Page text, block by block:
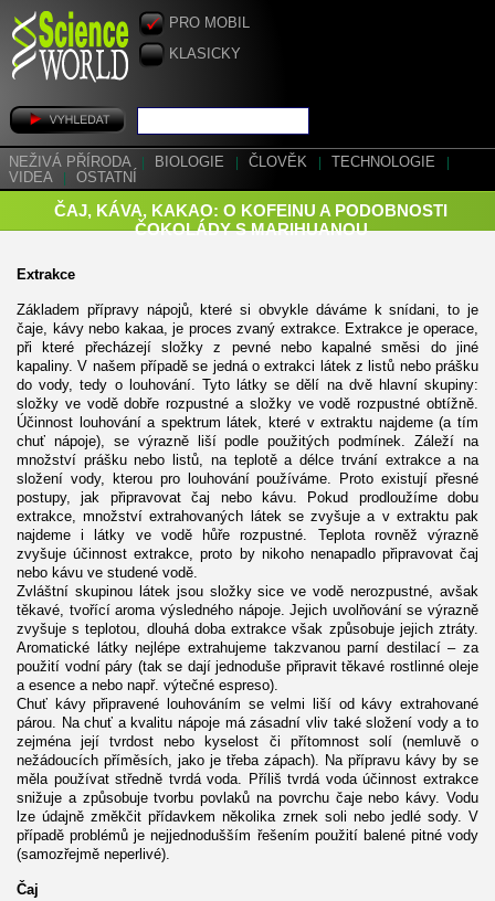
PRO MOBIL
KLASICKY
NEŽIVÁ PŘÍRODA BIOLOGIE ČLOVĚK TECHNOLOGIE
VIDEA
OSTATNÍ
ČAJ, KÁVA, KAKAO: O KOFEINU A PODOBNOSTI
ČOKOLÁDY S MARIHUANOU
Extrakce
Základem přípravy nápojů, které si obvykle dáváme k snídani, to je
čaje, kávy nebo kakaa, je proces zvaný extrakce. Extrakce je operace,
při které přecházejí složky z pevné nebo kapalné směsi do jiné
kapaliny. V našem případě se jedná o extrakci látek z listů nebo prášku
do vody, tedy o louhování. Tyto látky se dělí na dvě hlavní skupiny:
složky ve vodě dobře rozpustné a složky ve vodě rozpustné obtížně.
Účinnost louhování a spektrum látek, které v extraktu najdeme (a tím
chuť nápoje), se výrazně liší podle použitých podmínek. Záleží na
množství prášku nebo listů, na teplotě a délce trvání extrakce a na
složení vody, kterou pro louhování používáme. Proto existují přesné
postupy, jak připravovat čaj nebo kávu. Pokud prodloužíme dobu
extrakce, množství extrahovaných látek se zvyšuje a v extraktu pak
najdeme i látky ve vodě hůře rozpustné. Teplota rovněž výrazně
zvyšuje účinnost extrakce, proto by nikoho nenapadlo připravovat čaj
nebo kávu ve studené vodě.
Zvláštní skupinou látek jsou složky sice ve vodě nerozpustné, avšak
těkavé, tvořící aroma výsledného nápoje. Jejich uvolňování se výrazně
zvyšuje s teplotou, dlouhá doba extrakce však způsobuje jejich ztráty.
Aromatické látky nejlépe extrahujeme takzvanou parní destilací – za
použití vodní páry (tak se dají jednoduše připravit těkavé rostlinné oleje
a esence a nebo např. výtečné espreso).
Chuť kávy připravené louhováním se velmi liší od kávy extrahované
párou. Na chuť a kvalitu nápoje má zásadní vliv také složení vody a to
zejména její tvrdost nebo kyselost či přítomnost solí (nemluvě o
nežádoucích příměsích, jako je třeba zápach). Na přípravu kávy by se
měla používat středně tvrdá voda. Příliš tvrdá voda účinnost extrakce
snižuje a způsobuje tvorbu povlaků na povrchu čaje nebo kávy. Vodu
lze údajně změkčit přídavkem několika zrnek soli nebo jedlé sody. V
případě problémů je nejjednodušším řešením použití balené pitné vody
(samozřejmě neperlivé).
Čaj